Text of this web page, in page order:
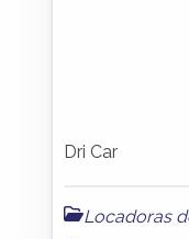
Dri Car
Locadoras